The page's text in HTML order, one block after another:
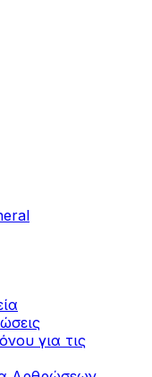
για τις